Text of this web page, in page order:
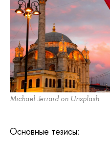
Michael Jerrard on Unsplash
Основные тезисы: